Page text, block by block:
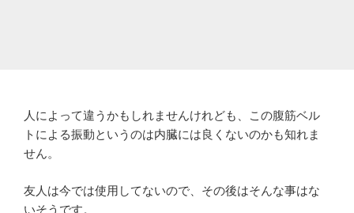
人によって違うかもしれませんけれども、この腹筋ベル
トによる振動というのは内臓には良くないのかも知れま
せん。
友人は今では使用してないので、その後はそんな事はな
いそうです。